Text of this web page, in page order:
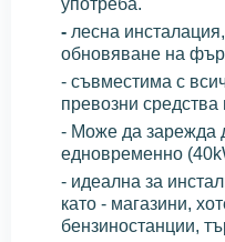
употреба.
- лесна
обновяване на
- съвместима с
превозни средства
- Може да зарежда
едновременно
- идеална за
като - магазини,
бензиностанции,